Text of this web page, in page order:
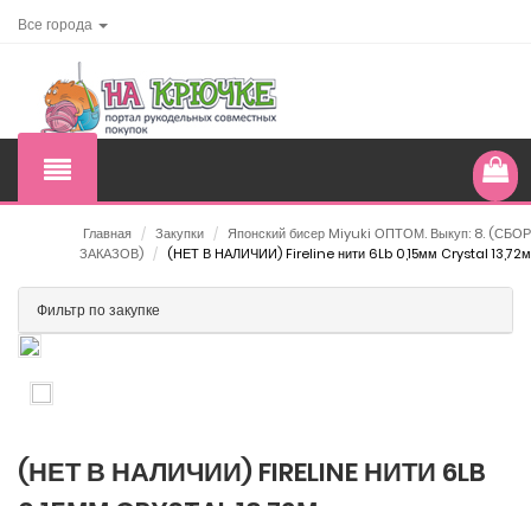
Все города
Главная / Закупки / Японский бисер Miyuki ОПТОМ. Выкуп: 8. (СБОР
ЗАКАЗОВ) / (НЕТ В НАЛИЧИИ) Fireline нити 6Lb 0,15мм Crystal 13,72м
Фильтр по закупке
(НЕТ В НАЛИЧИИ) FIRELINE НИТИ 6LB